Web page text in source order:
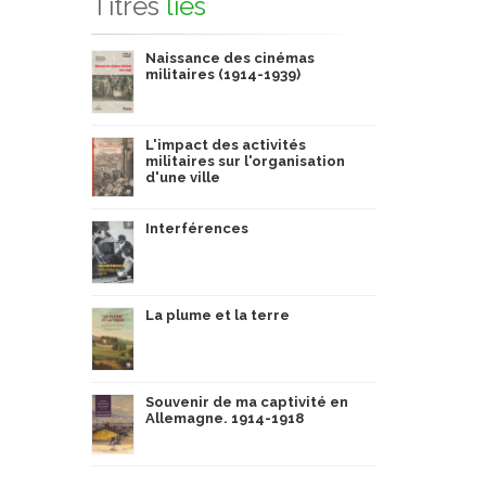
Naissance des cinémas
militaires (1914-1939)
L'impact des activités
militaires sur l'organisation
d'une ville
Interférences
La plume et la terre
Souvenir de ma captivité en
Allemagne. 1914-1918